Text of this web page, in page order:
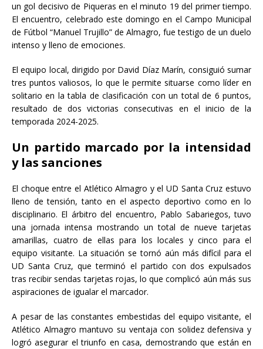
un gol decisivo de Piqueras en el minuto 19 del primer tiempo.
El encuentro, celebrado este domingo en el Campo Municipal
de Fútbol “Manuel Trujillo” de Almagro, fue testigo de un duelo
intenso y lleno de emociones.
El equipo local, dirigido por David Díaz Marín, consiguió sumar
tres puntos valiosos, lo que le permite situarse como líder en
solitario en la tabla de clasificación con un total de 6 puntos,
resultado de dos victorias consecutivas en el inicio de la
temporada 2024-2025.
Un partido marcado por la intensidad
y las sanciones
El choque entre el Atlético Almagro y el UD Santa Cruz estuvo
lleno de tensión, tanto en el aspecto deportivo como en lo
disciplinario. El árbitro del encuentro, Pablo Sabariegos, tuvo
una jornada intensa mostrando un total de nueve tarjetas
amarillas, cuatro de ellas para los locales y cinco para el
equipo visitante. La situación se tornó aún más difícil para el
UD Santa Cruz, que terminó el partido con dos expulsados
tras recibir sendas tarjetas rojas, lo que complicó aún más sus
aspiraciones de igualar el marcador.
A pesar de las constantes embestidas del equipo visitante, el
Atlético Almagro mantuvo su ventaja con solidez defensiva y
logró asegurar el triunfo en casa, demostrando que están en